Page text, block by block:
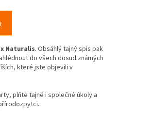
Naturalis. Obsáhlý tajný spis pak
do všech dosud známých
které jste objevili v
plňte tajné i společné úkoly a